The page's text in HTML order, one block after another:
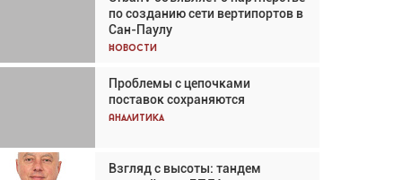
по созданию сети вертипортов в
Сан-Паулу
Новости
Проблемы с цепочками
поставок сохраняются
Аналитика
Взгляд с высоты: тандем
Кох: «Фотография говорит сама
за себя... а ИИ всё портит»
Новости
Впервые с 2024 года
глобальный трафик снижается
три недели подряд
Частный самолёт – это актив.